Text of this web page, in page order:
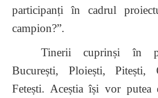
participanți în cadrul
campion?”.
Tinerii cuprinși în
București, Ploiești,
Fetești. Aceștia își vor putea